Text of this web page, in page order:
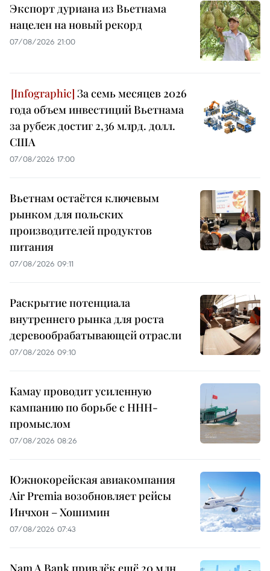
Экспорт дуриана из Вьетнама
нацелен на новый рекорд
07/08/2026 21:00
За семь месяцев 2026
года объем инвестиций Вьетнама
за рубеж достиг 2,36 млрд. долл.
США
07/08/2026 17:00
Вьетнам остаётся ключевым
рынком для польских
производителей продуктов
питания
07/08/2026 09:11
Раскрытие потенциала
внутреннего рынка для роста
деревообрабатывающей отрасли
07/08/2026 09:10
Камау проводит усиленную
кампанию по борьбе с ННН-
промыслом
07/08/2026 08:26
Южнокорейская авиакомпания
Air Premia возобновляет рейсы
Инчхон – Хошимин
07/08/2026 07:43
Nam A Bank привлёк ещё 20 млн